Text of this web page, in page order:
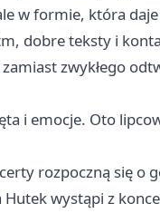
w formie, która
dobre teksty i
zwykłego
i emocje. Oto
rozpoczną się o
Hutek wystąpi z